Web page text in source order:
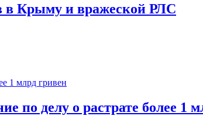
в Крыму и вражеской РЛС
по делу о растрате более 1